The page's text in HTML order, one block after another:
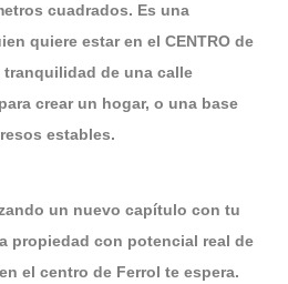
cuadrados. Es una
quiere estar en el CENTRO de
de una calle
crear un hogar, o una base
estables.
un nuevo capítulo con tu
propiedad con potencial real de
el centro de Ferrol te espera.